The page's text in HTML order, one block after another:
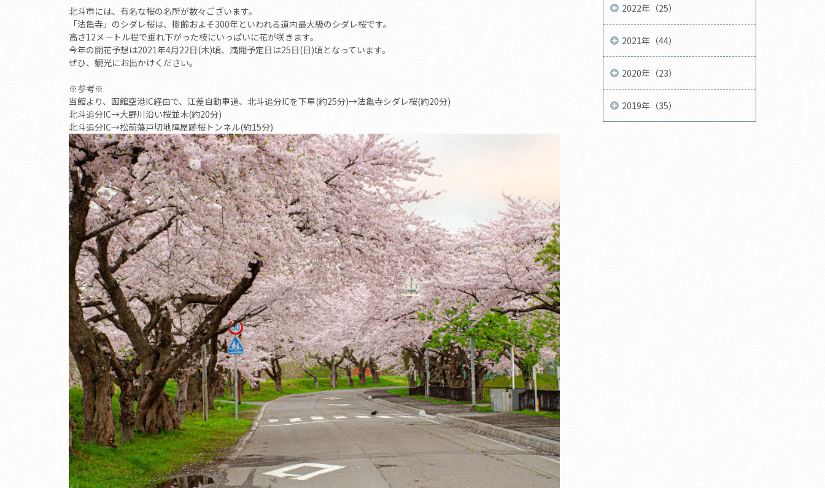
北斗市には、有名な桜の名所が数々ございます。
「法亀寺」のシダレ桜は、樹齢およそ300年といわれる道内最大級のシダレ桜です。
高さ12メートル程で垂れ下がった枝にいっぱいに花が咲きます。
今年の開花予想は2021年4月22日(木)頃、満開予定日は25日(日)頃となっています。
ぜひ、観光にお出かけください。
※参考※
当館より、函館空港IC経由で、江差自動車道、北斗追分ICを下車(約25分)→法亀寺シダレ桜(約20分)
北斗追分IC→大野川沿い桜並木(約20分)
北斗追分IC→松前藩戸切地陣屋跡桜トンネル(約15分)
2022年（25）
2021年（44）
2020年（23）
2019年（35）